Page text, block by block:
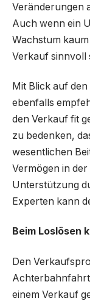
Veränderungen
Auch wenn ein
Wachstum
Verkauf sinnvoll
Mit Blick auf
ebenfalls
den Verkauf fit
zu bedenken,
wesentlichen
Vermögen in
Unterstützung
Experten kann
Beim Loslösen
Den
einem Verkauf